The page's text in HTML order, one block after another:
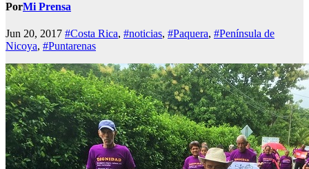
PorMi Prensa
Jun 20, 2017 #Costa Rica, #noticias, #Paquera, #Península de
Nicoya, #Puntarenas